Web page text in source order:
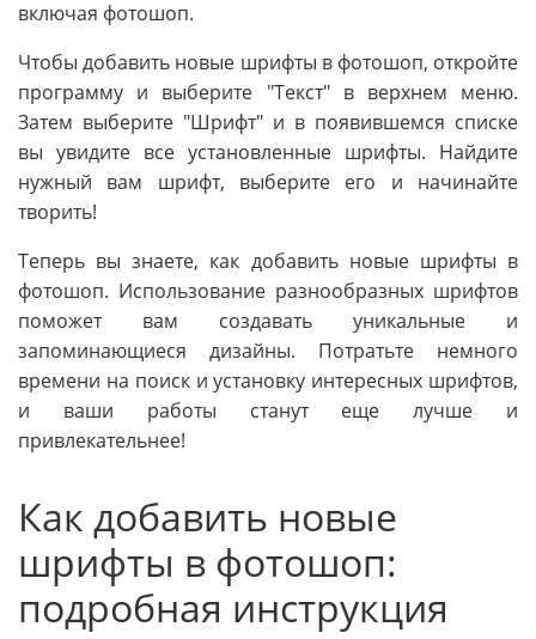
включая фотошоп.
Чтобы добавить новые шрифты в фотошоп, откройте
программу и выберите "Текст" в верхнем меню.
Затем выберите "Шрифт" и в появившемся списке
вы увидите все установленные шрифты. Найдите
нужный вам шрифт, выберите его и начинайте
творить!
Теперь вы знаете, как добавить новые шрифты в
фотошоп. Использование разнообразных шрифтов
поможет вам создавать уникальные и
запоминающиеся дизайны. Потратьте немного
времени на поиск и установку интересных шрифтов,
и ваши работы станут еще лучше и
привлекательнее!
Как добавить новые
шрифты в фотошоп:
подробная инструкция